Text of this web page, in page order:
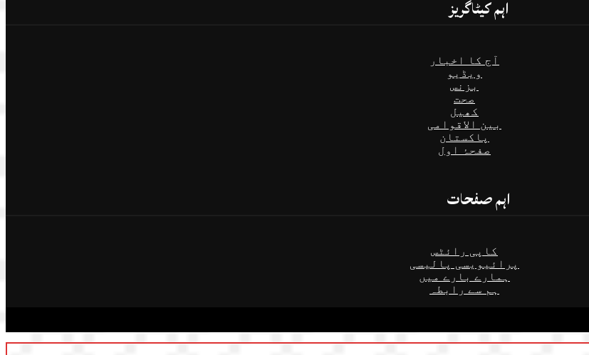
اہم کیٹاگریز
آج کا اخبار
ویڈیو
بزنس
صحت
کھیل
بین الاقوامی
پاکستان
صفحۂ اول
اہم صفحات
کاپی رائٹس
پرائیویسی پالیسی
ہمارے بارے میں
ہم سے رابطہ